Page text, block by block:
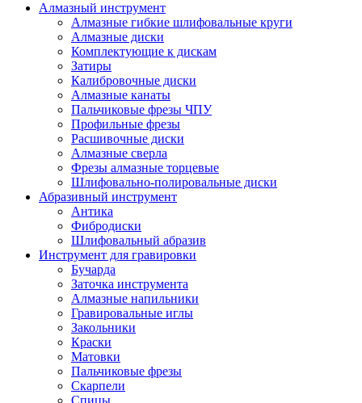
Алмазный инструмент
Алмазные гибкие шлифовальные круги
Алмазные диски
Комплектующие к дискам
Затиры
Калибровочные диски
Алмазные канаты
Пальчиковые фрезы ЧПУ
Профильные фрезы
Расшивочные диски
Алмазные сверла
Фрезы алмазные торцевые
Шлифовально-полировальные диски
Абразивный инструмент
Антика
Фибродиски
Шлифовальный абразив
Инструмент для гравировки
Бучарда
Заточка инструмента
Алмазные напильники
Гравировальные иглы
Закольники
Краски
Матовки
Пальчиковые фрезы
Скарпели
Спицы